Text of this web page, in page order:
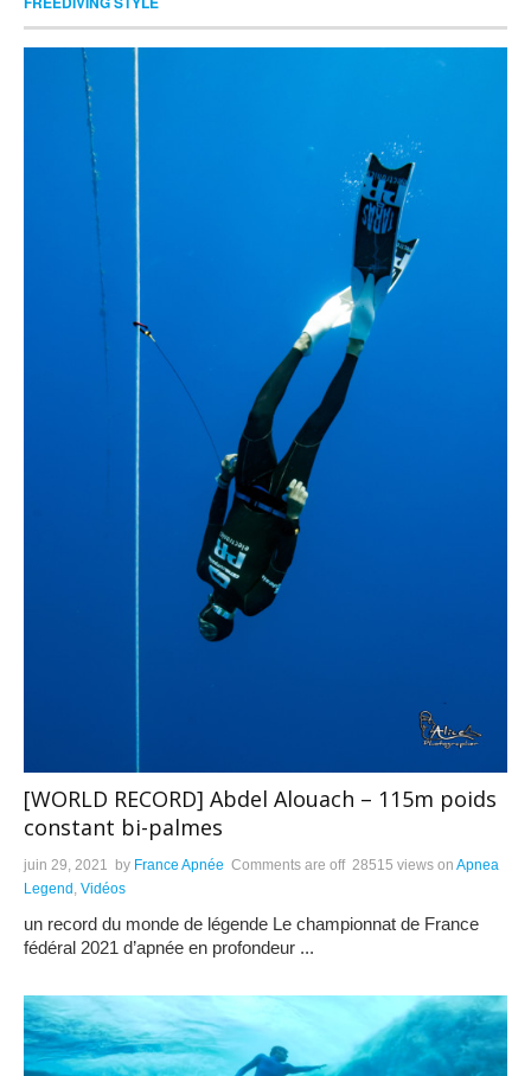
[WORLD RECORD] Abdel Alouach – 115m poids
constant bi-palmes
juin 29, 2021 by France Apnée Comments are off 28515 views on Apnea
Legend Vidéos
un record du monde de légende Le championnat de France
fédéral 2021 d’apnée en profondeur ...